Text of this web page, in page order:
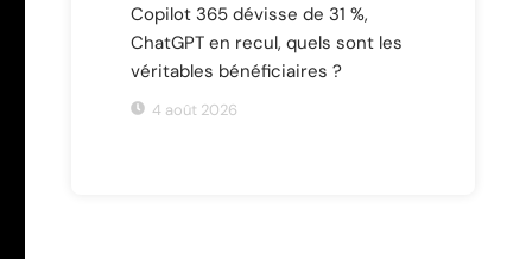
Copilot 365 dévisse de 31 %,
ChatGPT en recul, quels sont les
véritables bénéficiaires ?
4 août 2026